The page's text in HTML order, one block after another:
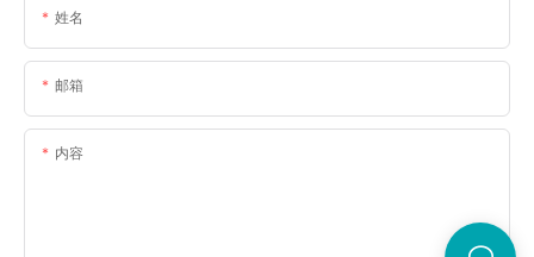
姓名
邮箱
内容